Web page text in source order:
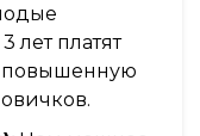
лет платят
повышенную